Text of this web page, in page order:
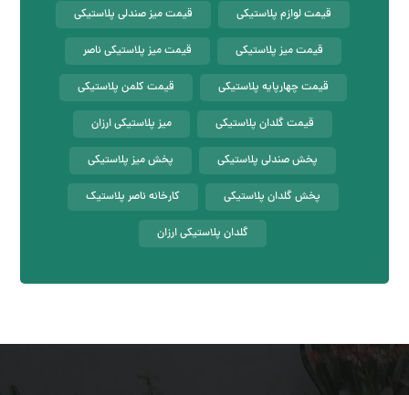
قیمت لوازم پلاستیکی قیمت میز صندلی پلاستیکی
قیمت میز پلاستیکی قیمت میز پلاستیکی ناصر
قیمت چهارپایه پلاستیکی قیمت کلمن پلاستیکی
قیمت گلدان پلاستیکی میز پلاستیکی ارزان
پخش صندلی پلاستیکی پخش میز پلاستیکی
پخش گلدان پلاستیکی کارخانه ناصر پلاستیک
گلدان پلاستیکی ارزان